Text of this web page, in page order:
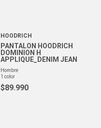
HOODRICH
PANTALON HOODRICH
DOMINION H
APPLIQUE_DENIM JEAN
hombre
1 color
$89.990